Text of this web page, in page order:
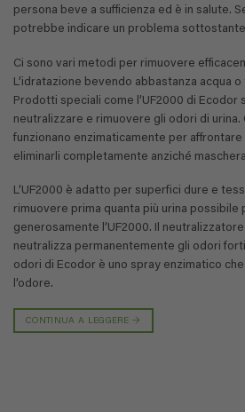
persona beve a sufficienza ed è in salute.
potrebbe indicare un problema
Ci sono vari metodi per rimuovere
L’idratazione bevendo abbastanza acqua
Prodotti speciali come l’UF2000 di Ecodor
neutralizzare e rimuovere gli odori di
funzionano enzimaticamente per
eliminarli completamente anziché
L’UF2000 è adatto per superfici dure e
rimuovere prima quanta più urina possibile
generosamente l’UF2000. Il
neutralizza permanentemente gli odori
odori di Ecodor è uno spray enzimatico
l’odore.
CONTINUA A LEGGERE→